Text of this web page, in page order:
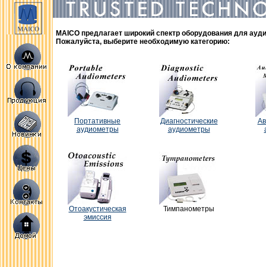
MAICO предлагает широкий спектр оборудования для
Пожалуйста, выберите необходимую категорию:
Портативные
аудиометры
Диагностические
аудиометры
Отоакустическая
эмиссия
Тимпанометры